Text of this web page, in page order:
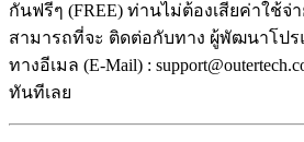
กันฟรีๆ (FREE) ท่านไม่ต้องเสียค่าใช้จ่
สามารถที่จะ ติดต่อกับทาง ผู้พัฒนาโป
ทางอีเมล (E-Mail) :
ทันทีเลย